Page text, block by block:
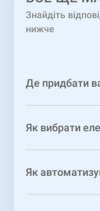
Знайдіть
нижче
Де придбати
Як вибрати
Як